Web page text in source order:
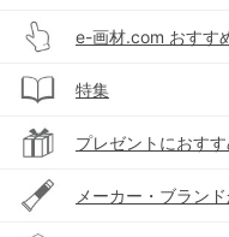
e-画材.com おすす
特集
プレゼントにおすす
メーカー・ブラン